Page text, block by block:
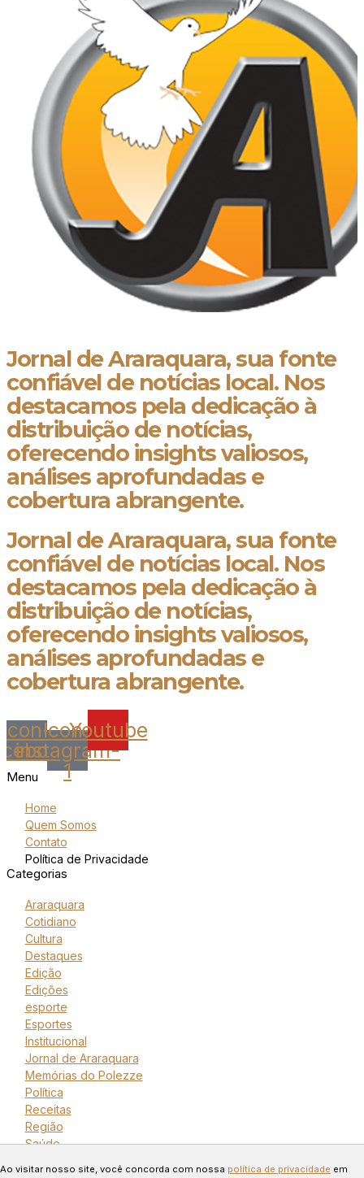
Jornal de Araraquara, sua fonte
confiável de notícias local. Nos
destacamos pela dedicação à
distribuição de notícias,
oferecendo insights valiosos,
análises aprofundadas e
cobertura abrangente.
Jornal de Araraquara, sua fonte
confiável de notícias local. Nos
destacamos pela dedicação à
distribuição de notícias,
oferecendo insights valiosos,
análises aprofundadas e
cobertura abrangente.
Icon-Icon-
instagram-
1
Youtube
Menu
Home
Quem Somos
Contato
Política de Privacidade
Categorias
Araraquara
Cotidiano
Cultura
Destaques
Edição
Edições
esporte
Esportes
Institucional
Jornal de Araraquara
Memórias do Polezze
Política
Receitas
Região
Saúde
Copyright © 2024 Todos os
Ao visitar nosso site, você concorda com nossa política de privacidade em